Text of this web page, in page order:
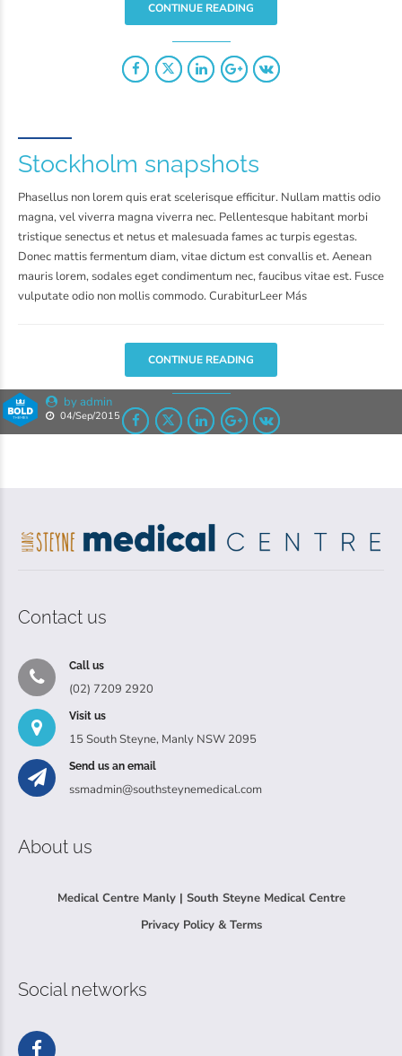
CONTINUE READING
by admin
04/Sep/2015
Stockholm snapshots
Phasellus non lorem quis erat scelerisque efficitur. Nullam mattis odio
magna, vel viverra magna viverra nec. Pellentesque habitant morbi
tristique senectus et netus et malesuada fames ac turpis egestas.
Donec mattis fermentum diam, vitae dictum est convallis et. Aenean
mauris lorem, sodales eget condimentum nec, faucibus vitae est. Fusce
vulputate odio non mollis commodo. CurabiturLeer Más
CONTINUE READING
Contact us
Call us
(02) 7209 2920
Visit us
15 South Steyne, Manly NSW 2095
Send us an email
ssmadmin@southsteynemedical.com
About us
Medical Centre Manly | South Steyne Medical Centre
Privacy Policy & Terms
Social networks